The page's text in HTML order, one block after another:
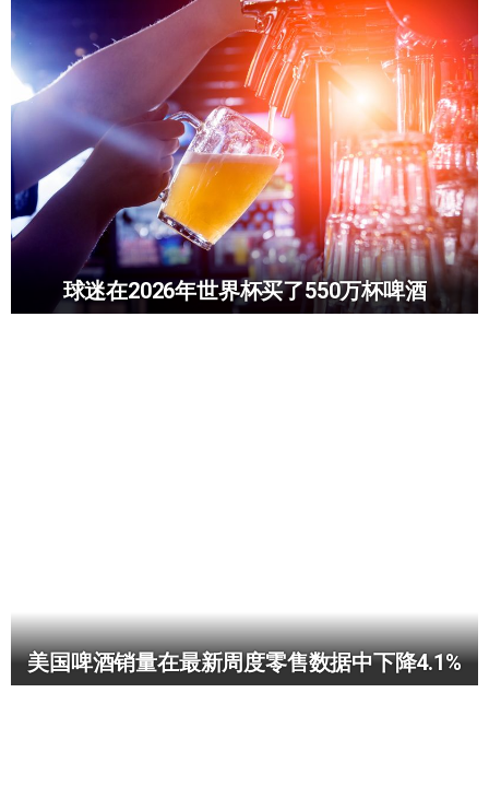
球迷在2026年世界杯买了550万杯啤酒
美国啤酒销量在最新周度零售数据中下降4.1%